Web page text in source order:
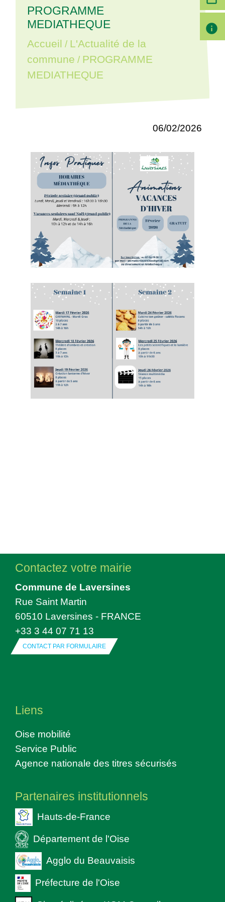
PROGRAMME
MEDIATHEQUE
Accueil / L'Actualité de la
commune / PROGRAMME
MEDIATHEQUE
06/02/2026
info
Contactez votre mairie
Commune de Laversines
Rue Saint Martin
60510 Laversines - FRANCE
+33 3 44 07 71 13
CONTACT PAR FORMULAIRE
Liens
Oise mobilité
Service Public
Agence nationale des titres sécurisés
Partenaires institutionnels
Hauts-de-France
Département de l'Oise
Agglo du Beauvaisis
Préfecture de l'Oise